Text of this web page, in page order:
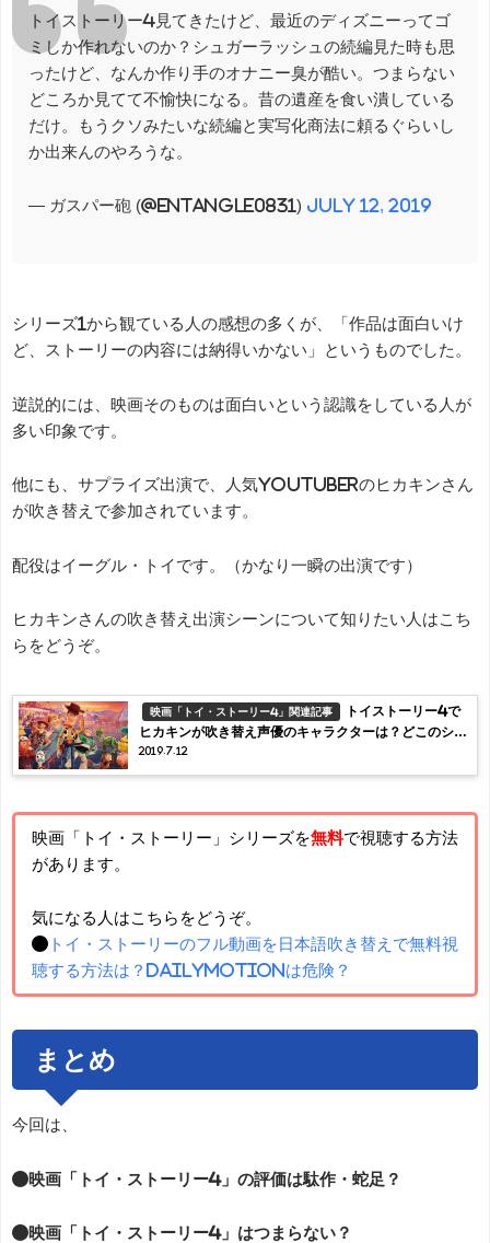
トイストーリー4見てきたけど、最近のディズニーってゴ
ミしか作れないのか？シュガーラッシュの続編見た時も思
ったけど、なんか作り手のオナニー臭が酷い。つまらない
どころか見てて不愉快になる。昔の遺産を食い潰している
だけ。もうクソみたいな続編と実写化商法に頼るぐらいし
か出来んのやろうな。
— ガスパー砲 (@entangle0831) July 12, 2019
シリーズ1から観ている人の感想の多くが、「作品は面白いけ
ど、ストーリーの内容には納得いかない」というものでした。
逆説的には、映画そのものは面白いという認識をしている人が
多い印象です。
他にも、サプライズ出演で、人気youtuberのヒカキンさん
が吹き替えで参加されています。
配役はイーグル・トイです。（かなり一瞬の出演です）
ヒカキンさんの吹き替え出演シーンについて知りたい人はこち
らをどうぞ。
映画「トイ・ストーリー4」関連記事
トイストーリー4で
ヒカキンが吹き替え声優のキャラクターは？どこのシー
ンで登場？【動画】
2019.7.12
映画「トイ・ストーリー」シリーズを無料で視聴する方法
があります。
気になる人はこちらをどうぞ。
● トイ・ストーリーのフル動画を日本語吹き替えで無料視
聴する方法は？dailymotionは危険？
まとめ
今回は、
●映画「トイ・ストーリー4」の評価は駄作・蛇足？
●映画「トイ・ストーリー4」はつまらない？